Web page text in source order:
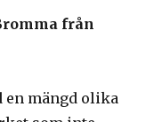
från
en mängd olika